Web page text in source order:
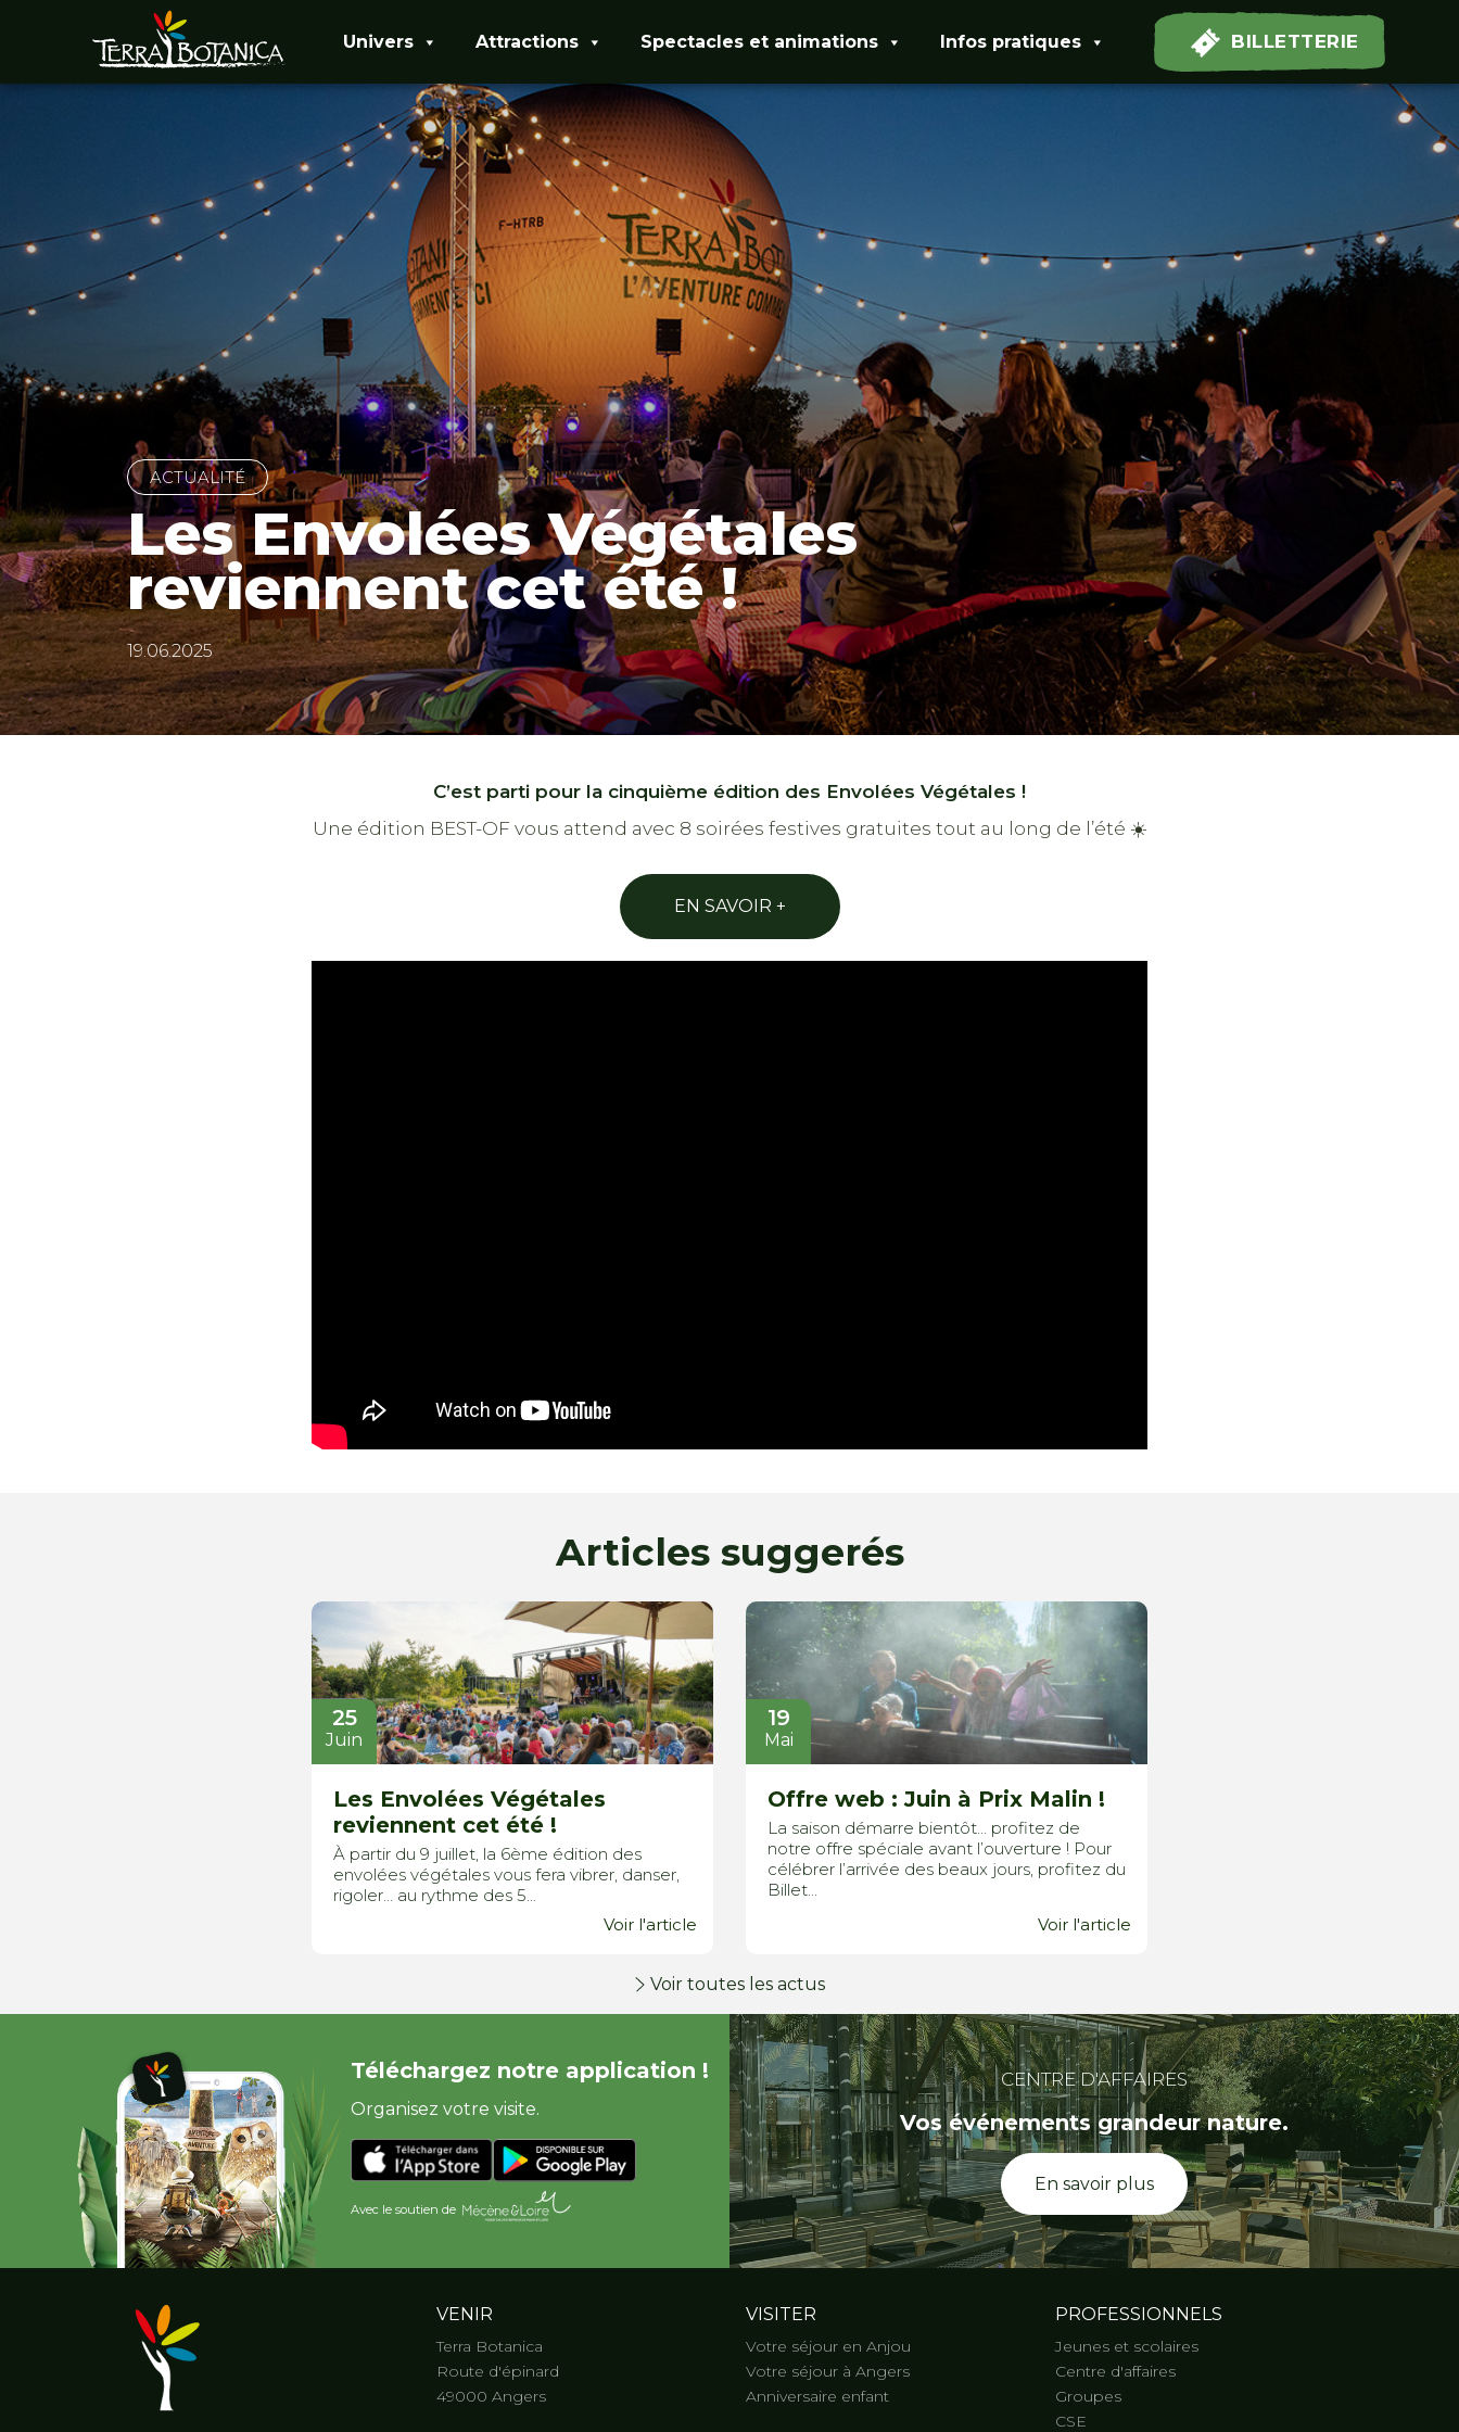
Univers Attractions Spectacles et animations Infos pratiques BILLETTERIE
ACTUALITÉ
Les Envolées Végétales
reviennent cet été !
19.06.2025
C’est parti pour la cinquième édition des Envolées Végétales !
Une édition BEST-OF vous attend avec 8 soirées festives gratuites tout au long de l’été ☀️
EN SAVOIR +
Articles suggerés
25
Juin
Les Envolées Végétales
reviennent cet été !
À partir du 9 juillet, la 6ème édition des
envolées végétales vous fera vibrer, danser,
rigoler… au rythme des 5...
Voir l'article
19
Mai
Offre web : Juin à Prix Malin !
La saison démarre bientôt… profitez de
notre offre spéciale avant l’ouverture ! Pour
célébrer l’arrivée des beaux jours, profitez du
Billet...
Voir l'article
Voir toutes les actus
Téléchargez notre application !
Organisez votre visite.
Avec le soutien de
CENTRE D'AFFAIRES
Vos événements grandeur nature.
En savoir plus
VENIR
Terra Botanica
Route d'épinard
49000 Angers
VISITER
Votre séjour en Anjou
Votre séjour à Angers
Anniversaire enfant
PROFESSIONNELS
Jeunes et scolaires
Centre d'affaires
Groupes
CSE